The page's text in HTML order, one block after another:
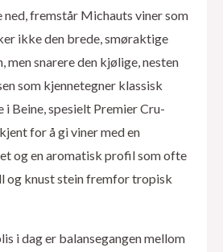
ned, fremstår Michauts viner som
ikke den brede, smøraktige
snarere den kjølige, nesten
som kjennetegner klassisk
i Beine, spesielt Premier Cru-
for å gi viner med en
og en aromatisk profil som ofte
og knust stein fremfor tropisk
i dag er balansegangen mellom